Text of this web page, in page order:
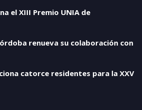
el XIII Premio UNIA de
renueva su colaboración con
catorce residentes para la XXV